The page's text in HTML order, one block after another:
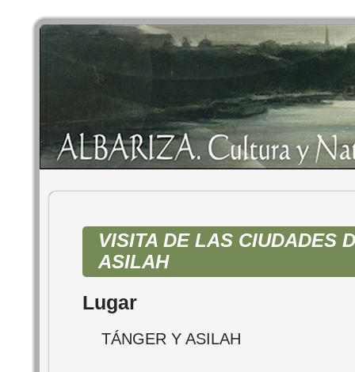
VISITA DE LAS CIUDADES
ASILAH
Lugar
TÁNGER Y ASILAH